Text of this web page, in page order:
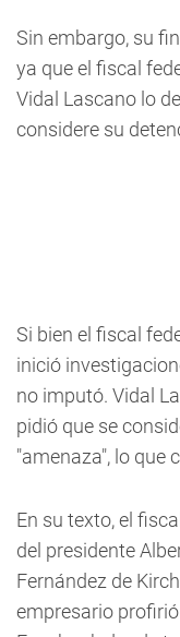
Sin embargo, su
ya que el fiscal
Vidal Lascano lo
considere su
Si bien el fiscal
inició
no imputó. Vidal
pidió que se
"amenaza", lo que
En su texto, el
del presidente
Fernández de
empresario